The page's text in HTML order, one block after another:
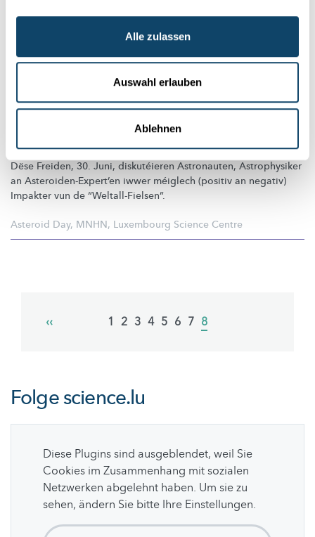
Alle zulassen
Auswahl erlauben
Ablehnen
Dëse Freiden, 30. Juni, diskutéieren Astronauten, Astrophysiker
an Asteroiden-Expert’en iwwer méiglech (positiv an negativ)
Impakter vun de “Weltall-Fielsen”.
Asteroid Day, MNHN, Luxembourg Science Centre
Previous
‹‹ Page
1 Page
2 Page
3 Page
4 Page
5 Page
6 Page
7 Current
8
Folgescience.lu
Diese Plugins sind ausgeblendet, weil Sie
Cookies im Zusammenhang mit sozialen
Netzwerken abgelehnt haben. Um sie zu
sehen, ändern Sie bitte Ihre Einstellungen.